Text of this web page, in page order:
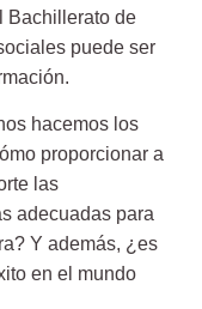
Bachillerato de
puede ser
hacemos los
proporcionar a
las
adecuadas para
Y además, ¿es
en el mundo